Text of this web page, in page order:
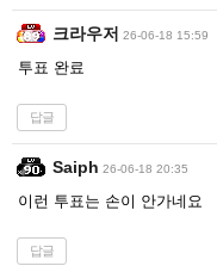
크라우저 26-06-18 15:59
투표 완료
답글
Saiph 26-06-18 20:35
이런 투표는 손이 안가네요
답글